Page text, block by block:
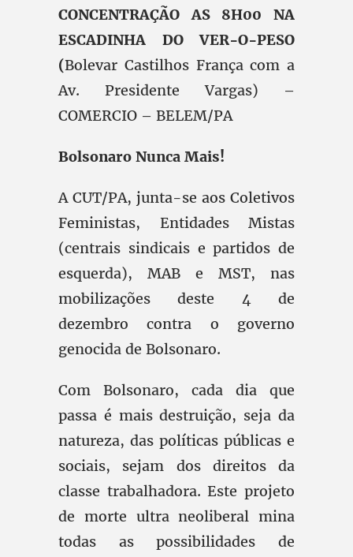
CONCENTRAÇÃO AS 8H00 NA
ESCADINHA DO VER-O-PESO
(Bolevar Castilhos França com a
Av. Presidente Vargas) –
COMERCIO – BELEM/PA
Bolsonaro Nunca Mais!
A CUT/PA, junta-se aos Coletivos
Feministas, Entidades Mistas
(centrais sindicais e partidos de
esquerda), MAB e MST, nas
mobilizações deste 4 de
dezembro contra o governo
genocida de Bolsonaro.
Com Bolsonaro, cada dia que
passa é mais destruição, seja da
natureza, das políticas públicas e
sociais, sejam dos direitos da
classe trabalhadora. Este projeto
de morte ultra neoliberal mina
todas as possibilidades de